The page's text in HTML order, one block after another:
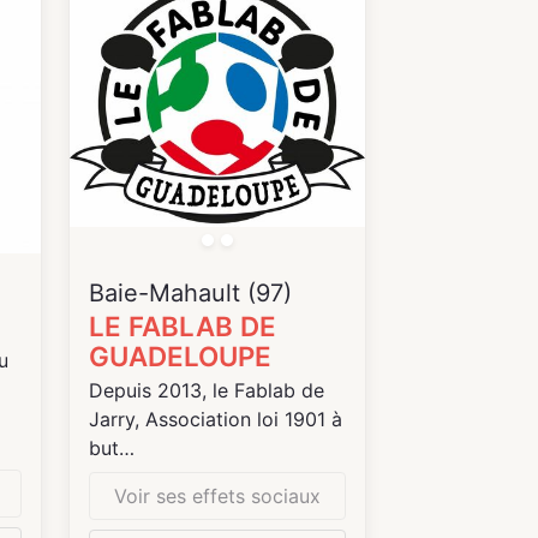
Baie-Mahault (97)
LE FABLAB DE
GUADELOUPE
Depuis 2013, le Fablab de
Jarry, Association loi 1901 à
but
d’intérêt publique, distille un
Voir ses effets sociaux